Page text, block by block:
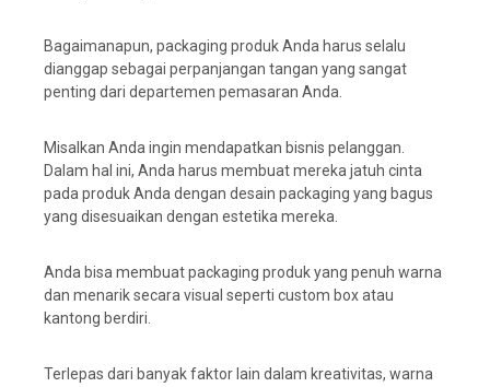
Bagaimanapun, packaging produk Anda harus selalu
dianggap sebagai perpanjangan tangan yang sangat
penting dari departemen pemasaran Anda.
Misalkan Anda ingin mendapatkan bisnis pelanggan.
Dalam hal ini, Anda harus membuat mereka jatuh cinta
pada produk Anda dengan desain packaging yang bagus
yang disesuaikan dengan estetika mereka.
Anda bisa membuat packaging produk yang penuh warna
dan menarik secara visual seperti custom box atau
kantong berdiri.
Terlepas dari banyak faktor lain dalam kreativitas, warna